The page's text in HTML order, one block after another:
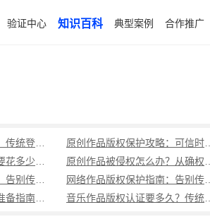
验证中心 知识百科 典型案例 合作推广